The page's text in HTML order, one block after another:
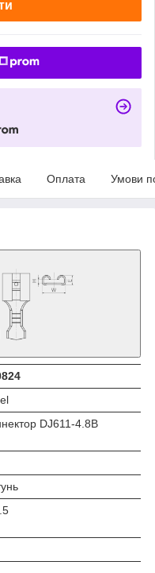
Оплата Умови
DJ611-4.8B